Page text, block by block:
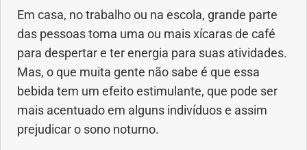
Atividade física
Beleza e Cosmética
Câncer
Em casa, no trabalho ou na escola, grande parte
das pessoas toma uma ou mais xícaras de café
para despertar e ter energia para suas atividades.
Mas, o que muita gente não sabe é que essa
bebida tem um efeito estimulante, que pode ser
mais acentuado em alguns indivíduos e assim
prejudicar o sono noturno.